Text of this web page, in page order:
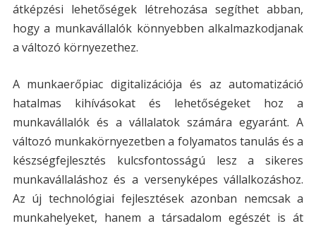
átképzési lehetőségek létrehozása segíthet abban,
hogy a munkavállalók könnyebben alkalmazkodjanak
a változó környezethez.
A munkaerőpiac digitalizációja és az automatizáció
hatalmas kihívásokat és lehetőségeket hoz a
munkavállalók és a vállalatok számára egyaránt. A
változó munkakörnyezetben a folyamatos tanulás és a
készségfejlesztés kulcsfontosságú lesz a sikeres
munkavállaláshoz és a versenyképes vállalkozáshoz.
Az új technológiai fejlesztések azonban nemcsak a
munkahelyeket, hanem a társadalom egészét is át